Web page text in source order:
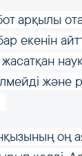
арқылы
екенін
және
оң